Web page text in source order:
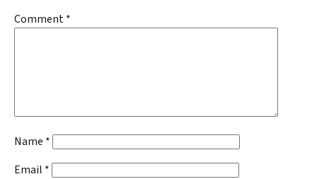
Comment*
Name *
Email *